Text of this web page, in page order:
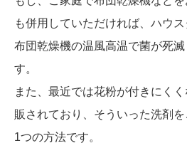
も併用していただければ、ハウ
布団乾燥機の温風高温で菌が死
す。
また、最近では花粉が付きにく
販されており、そういった洗剤
1つの方法です。